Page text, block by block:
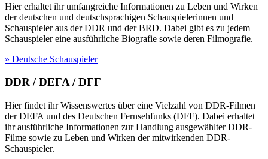
Hier erhaltet ihr umfangreiche Informationen zu Leben und Wirken
der deutschen und deutschsprachigen Schauspielerinnen und
Schauspieler aus der DDR und der BRD. Dabei gibt es zu jedem
Schauspieler eine ausführliche Biografie sowie deren Filmografie.
» Deutsche Schauspieler
DDR / DEFA / DFF
Hier findet ihr Wissenswertes über eine Vielzahl von DDR-Filmen
der DEFA und des Deutschen Fernsehfunks (DFF). Dabei erhaltet
ihr ausführliche Informationen zur Handlung ausgewählter DDR-
Filme sowie zu Leben und Wirken der mitwirkenden DDR-
Schauspieler.